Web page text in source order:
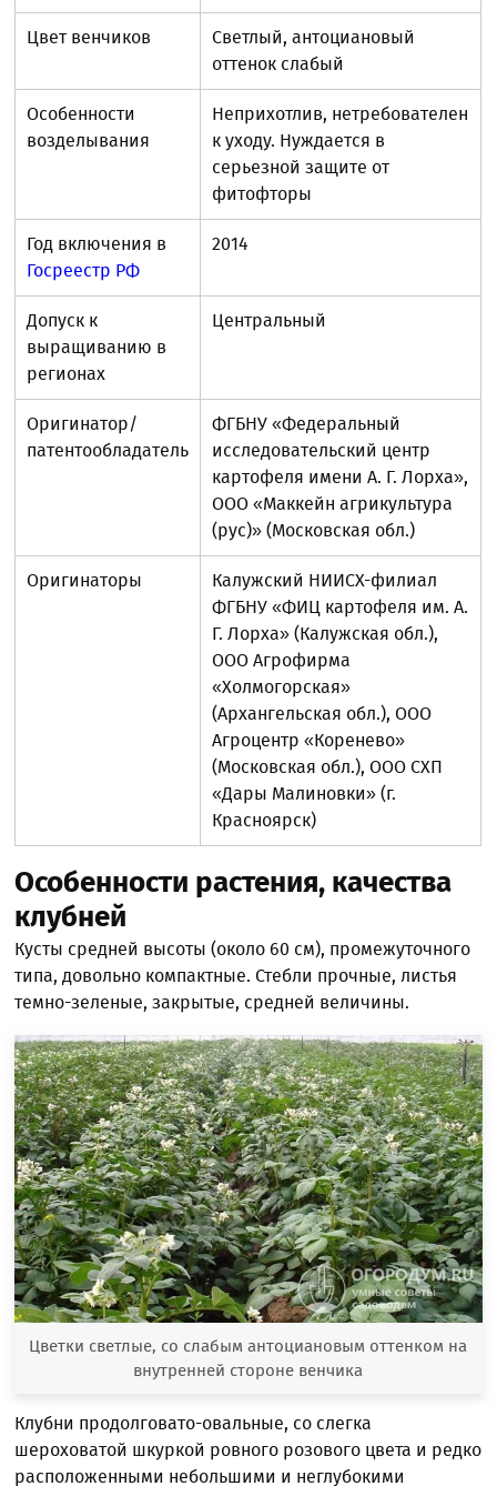
Цвет венчиков
Светлый, антоциановый
оттенок слабый
Особенности
возделывания
Неприхотлив, нетребователен
к уходу. Нуждается в
серьезной защите от
фитофторы
Год включения в
Госреестр РФ
2014
Допуск к
выращиванию в
регионах
Центральный
Оригинатор/
патентообладатель
ФГБНУ «Федеральный
исследовательский центр
картофеля имени А. Г. Лорха»,
ООО «Маккейн агрикультура
(рус)» (Московская обл.)
Оригинаторы
Калужский НИИСХ-филиал
ФГБНУ «ФИЦ картофеля им. А.
Г. Лорха» (Калужская обл.),
ООО Агрофирма
«Холмогорская»
(Архангельская обл.), ООО
Агроцентр «Коренево»
(Московская обл.), ООО СХП
«Дары Малиновки» (г.
Красноярск)
Особенности растения, качества
клубней
Кусты средней высоты (около 60 см), промежуточного
типа, довольно компактные. Стебли прочные, листья
темно-зеленые, закрытые, средней величины.
Цветки светлые, со слабым антоциановым оттенком на
внутренней стороне венчика
Клубни продолговато-овальные, со слегка
шероховатой шкуркой ровного розового цвета и редко
расположенными небольшими и неглубокими